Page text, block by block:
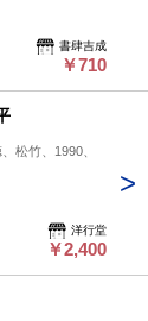
書肆吉成
￥710
松竹、1990、
洋行堂
￥2,400